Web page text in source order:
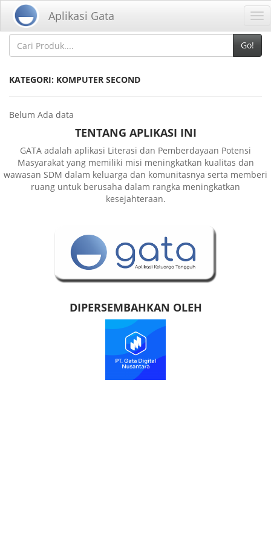
Aplikasi Gata
Home Kategori
Go!
KATEGORI: KOMPUTER SECOND
Belum Ada data
TENTANG APLIKASI INI
GATA adalah aplikasi Literasi dan Pemberdayaan Potensi
Masyarakat yang memiliki misi meningkatkan kualitas dan
wawasan SDM dalam keluarga dan komunitasnya serta memberi
ruang untuk berusaha dalam rangka meningkatkan
kesejahteraan.
DIPERSEMBAHKAN OLEH